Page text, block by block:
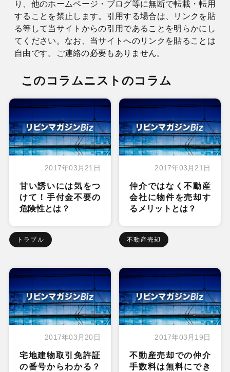
り、他のホームページ・ブログ等に無断で転載・転用
することを禁止します。引用する場合は、リンクを貼
る等して当サイトからの引用であることを明らかにし
てください。なお、当サイトへのリンクを貼ることは
自由です。ご連絡の必要もありません。
このコラムニストのコラム
2017年03月21日
甘い誘いには気をつ
けて！手付金不要の
危険性とは？
トラブル
2017年03月21日
仲介ではなく不動産
会社に物件を売却す
るメリットとは？
不動産売却
2017年03月20日
宅地建物取引免許証
の番号からわかる？
2017年03月19日
不動産売却での仲介
手数料は無料にでき